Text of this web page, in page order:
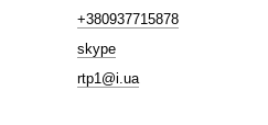
+380937715878
skype
rtp1@i.ua